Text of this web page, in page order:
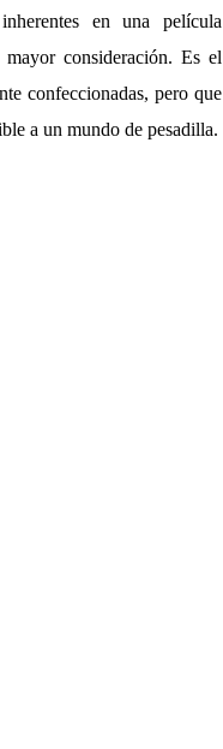
en una película
consideración. Es el
confeccionadas, pero que
a un mundo de pesadilla.